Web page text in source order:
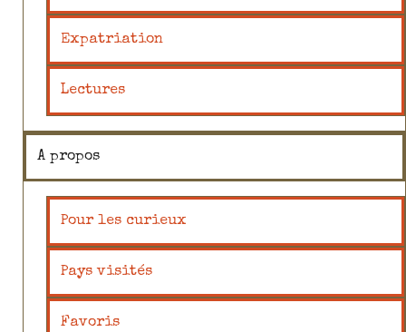
Expatriation
Lectures
A propos
Pour les curieux
Pays visités
Favoris